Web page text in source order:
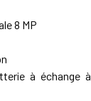
8 MP
à échange à